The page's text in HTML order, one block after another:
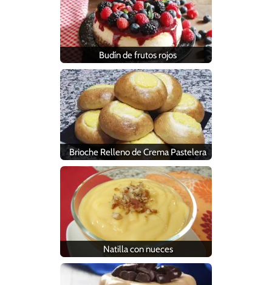
Budín de frutos rojos
Brioche Relleno de Crema Pastelera
Natilla con nueces